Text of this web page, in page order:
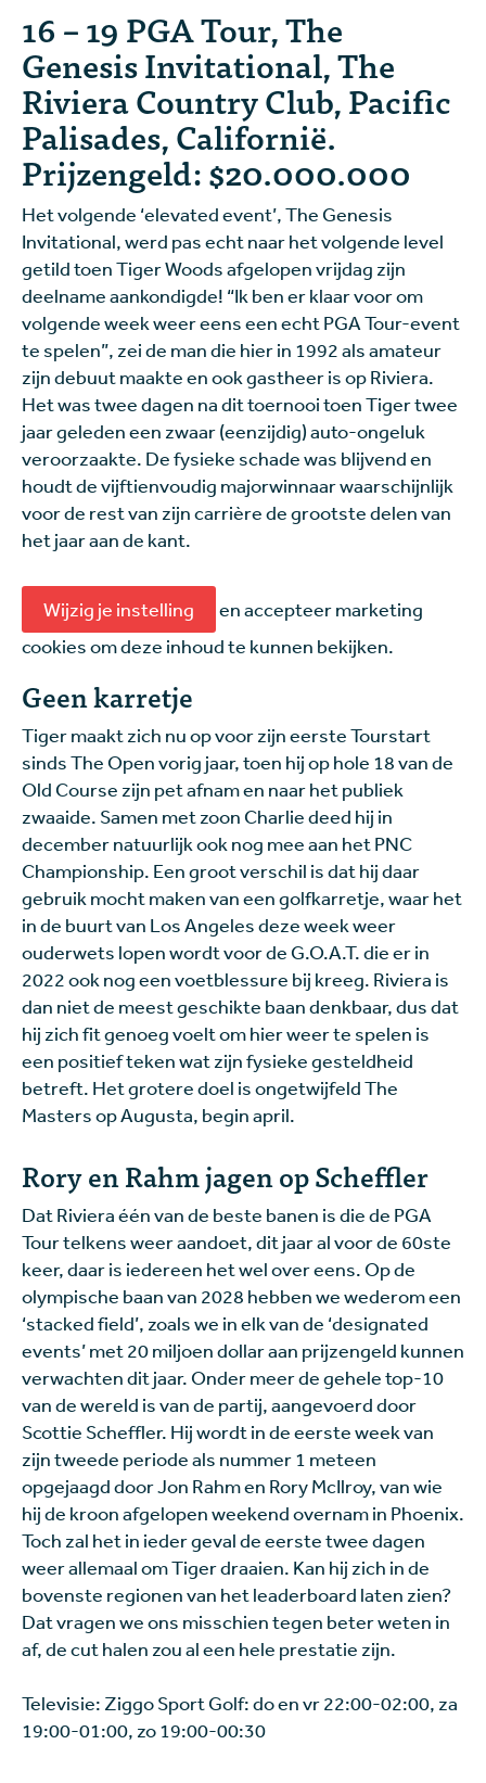
16 – 19 PGA Tour, The
Genesis Invitational, The
Riviera Country Club, Pacific
Palisades, Californië.
Prijzengeld: $20.000.000
Het volgende ‘elevated event’, The Genesis
Invitational, werd pas echt naar het volgende level
getild toen Tiger Woods afgelopen vrijdag zijn
deelname aankondigde! “Ik ben er klaar voor om
volgende week weer eens een echt PGA Tour-event
te spelen”, zei de man die hier in 1992 als amateur
zijn debuut maakte en ook gastheer is op Riviera.
Het was twee dagen na dit toernooi toen Tiger twee
jaar geleden een zwaar (eenzijdig) auto-ongeluk
veroorzaakte. De fysieke schade was blijvend en
houdt de vijftienvoudig majorwinnaar waarschijnlijk
voor de rest van zijn carrière de grootste delen van
het jaar aan de kant.
Wijzig je instelling
en accepteer marketing
cookies om deze inhoud te kunnen bekijken.
Geen karretje
Tiger maakt zich nu op voor zijn eerste Tourstart
sinds The Open vorig jaar, toen hij op hole 18 van de
Old Course zijn pet afnam en naar het publiek
zwaaide. Samen met zoon Charlie deed hij in
december natuurlijk ook nog mee aan het PNC
Championship. Een groot verschil is dat hij daar
gebruik mocht maken van een golfkarretje, waar het
in de buurt van Los Angeles deze week weer
ouderwets lopen wordt voor de G.O.A.T. die er in
2022 ook nog een voetblessure bij kreeg. Riviera is
dan niet de meest geschikte baan denkbaar, dus dat
hij zich fit genoeg voelt om hier weer te spelen is
een positief teken wat zijn fysieke gesteldheid
betreft. Het grotere doel is ongetwijfeld The
Masters op Augusta, begin april.
Rory en Rahm jagen op Scheffler
Dat Riviera één van de beste banen is die de PGA
Tour telkens weer aandoet, dit jaar al voor de 60ste
keer, daar is iedereen het wel over eens. Op de
olympische baan van 2028 hebben we wederom een
‘stacked field’, zoals we in elk van de ‘designated
events’ met 20 miljoen dollar aan prijzengeld kunnen
verwachten dit jaar. Onder meer de gehele top-10
van de wereld is van de partij, aangevoerd door
Scottie Scheffler. Hij wordt in de eerste week van
zijn tweede periode als nummer 1 meteen
opgejaagd door Jon Rahm en Rory McIlroy, van wie
hij de kroon afgelopen weekend overnam in Phoenix.
Toch zal het in ieder geval de eerste twee dagen
weer allemaal om Tiger draaien. Kan hij zich in de
bovenste regionen van het leaderboard laten zien?
Dat vragen we ons misschien tegen beter weten in
af, de cut halen zou al een hele prestatie zijn.
Televisie: Ziggo Sport Golf: do en vr 22:00-02:00, za
19:00-01:00, zo 19:00-00:30